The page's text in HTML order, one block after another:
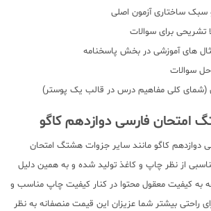
فارسی دوازدهم کاگو
دوازدهم کاگو مانند سایر جزوات هشتگ امتحان
از نظر چاپ و کاغذ تولید شده و به همین دلیل
به کیفیت معقول محتوا در کنار کیفیت چاپ مناسب و
راحتی بیشتر شما عزیزان این قیمت منصفانه به نظر